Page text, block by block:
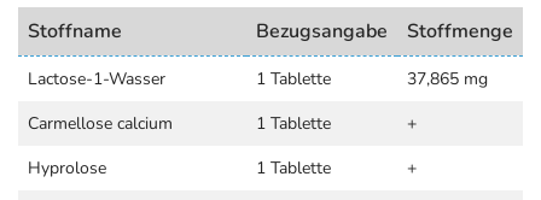
Stoffname Bezugsangabe Stoffmenge
Lactose-1-Wasser 1 Tablette
37,865 mg
Carmellose calcium
1 Tablette
+
Hyprolose
1 Tablette
+